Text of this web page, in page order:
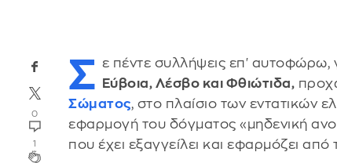
0
1
Σ ε πέντε συλλήψεις επ' αυτοφώρω,
Εύβοια, Λέσβο και Φθιώτιδα,
Σώματος, στο πλαίσιο των εντατικών
εφαρμογή του δόγματος «μηδενική
που έχει εξαγγείλει και εφαρμόζει